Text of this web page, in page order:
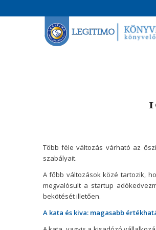
Több féle változás várható az
szabályait.
A főbb változások közé tartozik,
megvalósult a startup
bekötését illetően.
A kata és kiva: magasabb